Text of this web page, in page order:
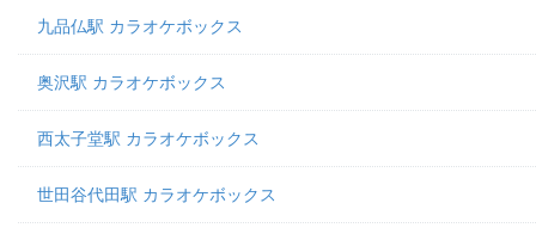
九品仏駅 カラオケボックス
奥沢駅 カラオケボックス
西太子堂駅 カラオケボックス
世田谷代田駅 カラオケボックス